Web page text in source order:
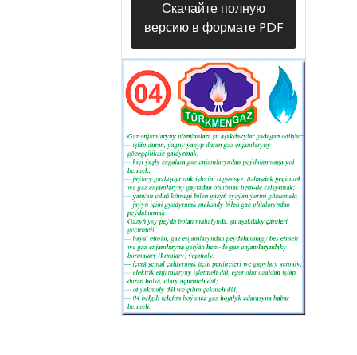
Скачайте полную
версию в формате PDF